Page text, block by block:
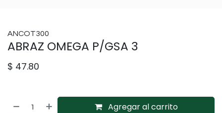
ANCOT300
ABRAZ OMEGA P/GSA 3
$ 47.80
Agregar al carrito